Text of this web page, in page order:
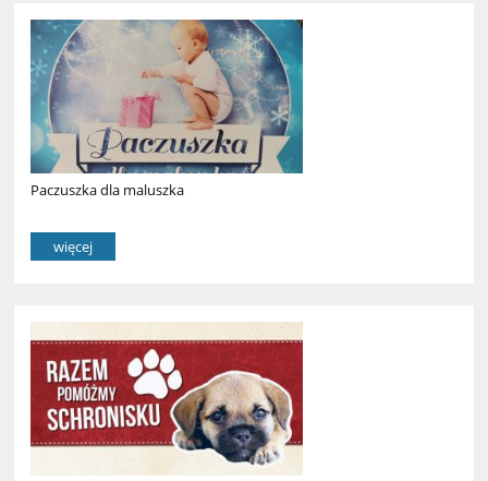
Paczuszka dla maluszka
więcej